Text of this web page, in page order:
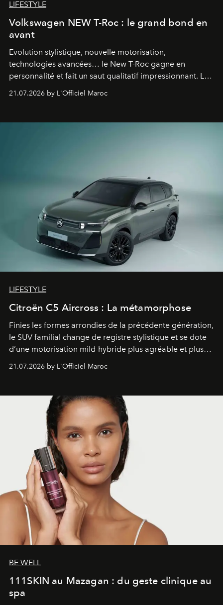
LIFESTYLE
Volkswagen NEW T-Roc : le grand bond en
avant
Evolution stylistique, nouvelle motorisation,
technologies avancées… le New T-Roc gagne en
personnalité et fait un saut qualitatif impressionnant. Le
constructeur allemand a revu en profondeur son SUV
fétiche pour le rendre plus premium. Et le pari semble
21.07.2026 by L'Officiel Maroc
LIFESTYLE
Citroën C5 Aircross : La métamorphose
Finies les formes arrondies de la précédente génération,
le SUV familial change de registre stylistique et se dote
d’une motorisation mild-hybride plus agréable et plus
économe. à n’en pas douter, le nouveau C5 Aircross a
gagné en maturité.
21.07.2026 by L'Officiel Maroc
BE WELL
111SKIN au Mazagan : du geste clinique au
spa